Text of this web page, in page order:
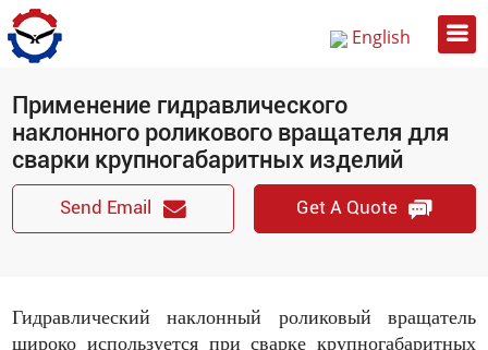
English
Применение гидравлического
наклонного роликового вращателя для
сварки крупногабаритных изделий
Send Email Get A Quote
Гидравлический наклонный роликовый вращатель
широко используется при сварке крупногабаритных